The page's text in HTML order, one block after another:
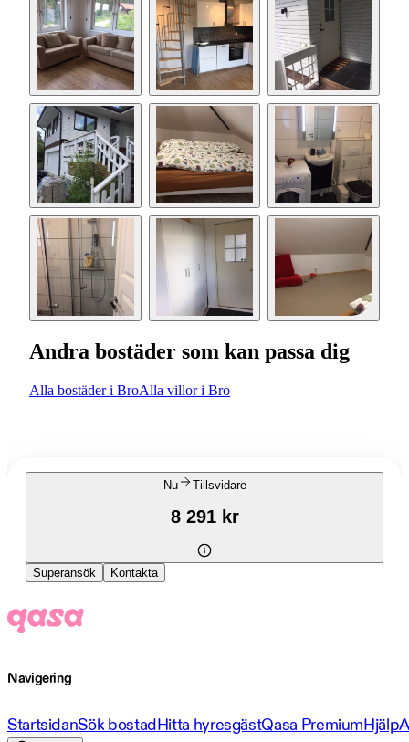
Andra bostäder som kan passa dig
Alla bostäder i BroAlla villor i Bro
Nu Tillsvidare
8 291 kr
Superansök Kontakta
Navigering
StartsidanSök bostadHitta hyresgästQasa PremiumHjälp